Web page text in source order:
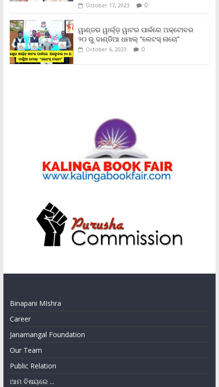
October 17, 2023 0
ୱାଣ୍ଡର ୱାର୍ଲ୍‌ଡ଼ ୱାଟର ପାର୍କରେ ଅକ୍ଟୋବର
୨୦ ରୁ ଦାଣ୍ଡିଆ ଧମାଲ୍ “ଲେଟସ୍ ନାଚୋ”
October 6, 2023 0
Binapani MIshra
Career
Janamangal Foundation
Our Team
Public Relation
ଆମ ବିଷୟରେ ...